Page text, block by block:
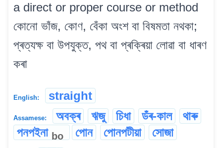
a direct or proper course or method
কোনো ভাঁজ, কোণ, বেঁকা অংশ বা বিষমতা নথকা;
প্ৰত্যক্ষ বা উপযুক্ত, পথ বা প্ৰক্ৰিয়া লোৱা বা ধাৰণ
কৰা
English: straight
Assamese: অবক্ৰ ঋজু চিধা ডঁৰ-কাল
থাৰু
পনপইনা bo পোন পোনপটীয়া সোজা